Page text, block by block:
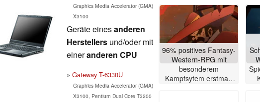
Graphics Media Accelerator (GMA)
X3100
Geräte einesanderen
Herstellers und/oder mit
eineranderen CPU
Gateway T-6330U
Graphics Media Accelerator (GMA)
X3100, Pentium Dual Core T3200
96% positives Fantasy-
Western-RPG mit
besonderem
Kampfsytem erstmals